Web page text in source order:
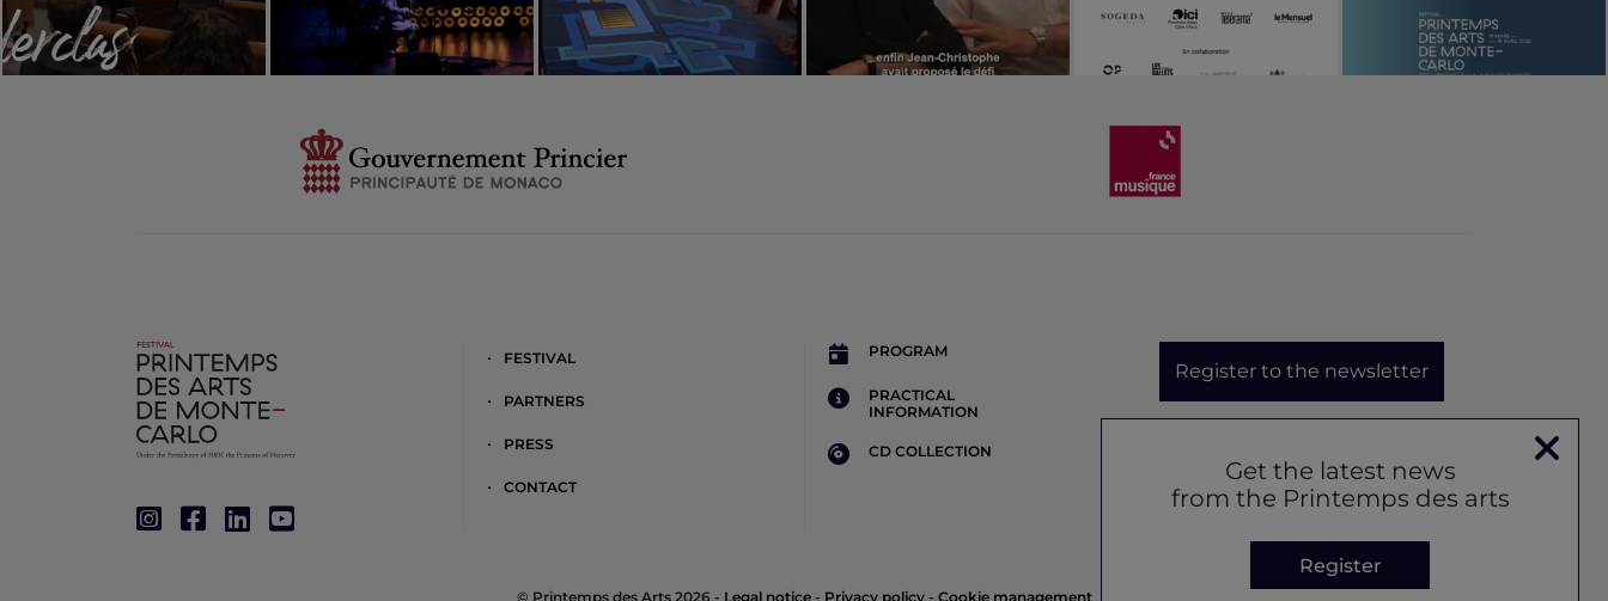
Get the latest news
from the Printemps des arts
Register
FESTIVAL
PARTNERS
PRESS
CONTACT
PROGRAM
PRACTICAL
INFORMATION
CD COLLECTION
Register to the newsletter
© Printemps des Arts 2026 - Legal notice- Privacy policy- Cookie management